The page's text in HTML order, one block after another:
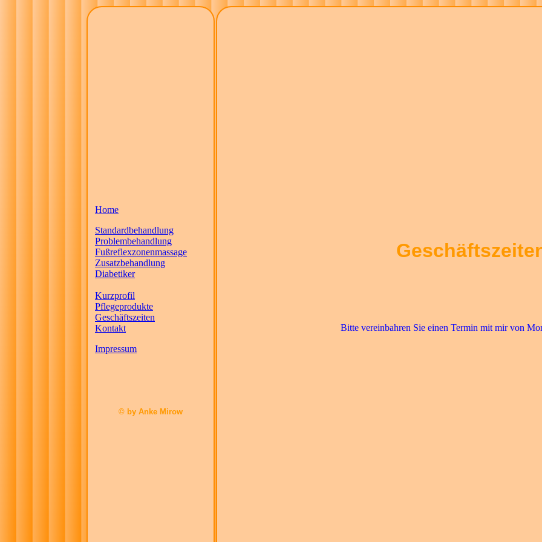
Home
Standardbehandlung
Problembehandlung
Fußreflexzonenmassage
Zusatzbehandlung
Diabetiker
Kurzprofil
Pflegeprodukte
Geschäftszeiten
Kontakt
Impressum
© by Anke Mirow
Bitte vereinbahren Sie einen Termin mit mir von